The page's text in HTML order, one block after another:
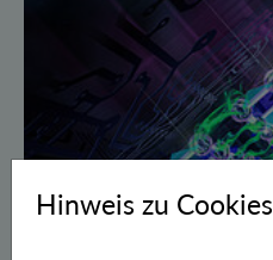
Hinweis zu Cookies